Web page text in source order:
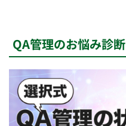
QA管理のお悩み診断